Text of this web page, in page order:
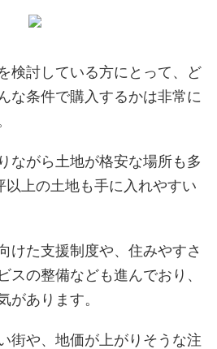
検討している方にとって、ど
な条件で購入するかは非常に
ながら土地が格安な場所も多
以上の土地も手に入れやすい
けた支援制度や、住みやすさ
スの整備なども進んでおり、
があります。
街や、地価が上がりそうな注